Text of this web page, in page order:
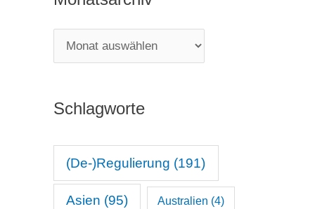
g
n
o
a
a
Schlagworte
(De-)Regulierung (191)
Asien (95) Australien (4)